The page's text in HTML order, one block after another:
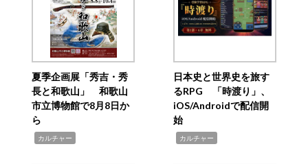
夏季企画展「秀吉・秀
長と和歌山」 和歌山
市立博物館で8月8日か
ら
カルチャー
日本史と世界史を旅す
るRPG 「時渡り」、
iOS/Androidで配信開
始
カルチャー